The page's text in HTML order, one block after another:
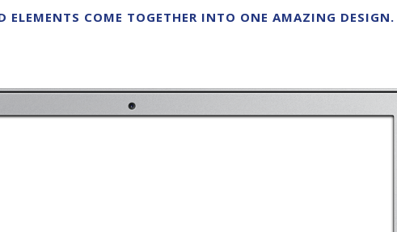
ELEMENTS COME TOGETHER INTO ONE AMAZING DESIGN.